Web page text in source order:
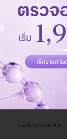
ตอบโดยทีมงาน HD
ถาม สามารถทำกา
19 ธ.ค. 2024
ตอบ
สามารถทำการปรับ
เช่น ขมับ แก้ม คาง
ตอบโดยทีมงาน HD